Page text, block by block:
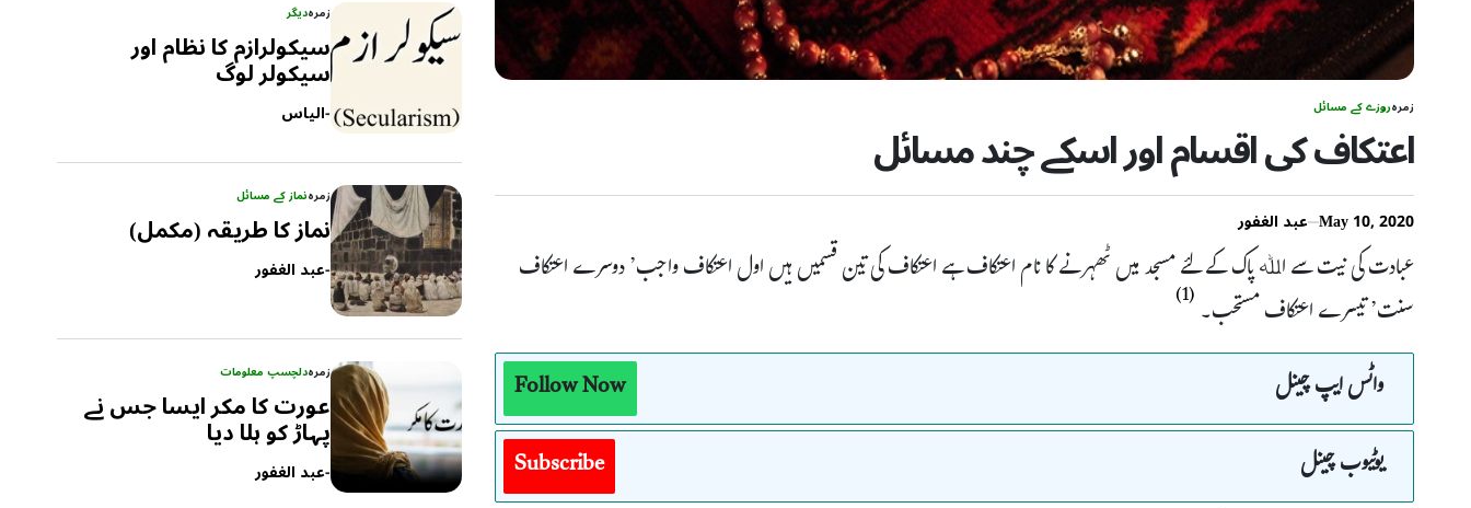
زمرہروزے کے مسائل
اعتکاف کی اقسام اور اسکے چند مسائل
May 10, 2020 عبد الغفور
عبادت کی نیت سے اﷲ پاک کے لئے مسجد میں ٹھہرنے کا نام اعتکاف ہے اعتکاف کی تین قسمیں ہیں اول اعتکاف واجب’ دوسرے اعتکاف
سنت’ تیسرے اعتکاف مستحب۔(1)
واٹس ایپ چینل
Follow Now
یوٹیوب چینل
Subscribe
زمرہدیگر
سیکولرازم کا نظام اور
سیکولر لوگ
-الیاس
زمرہنماز کے مسائل
نماز کا طریقہ (مکمل)
-عبد الغفور
زمرہدلچسپ معلومات
عورت کا مکر ایسا جس نے
پہاڑ کو ہلا دیا
-عبد الغفور